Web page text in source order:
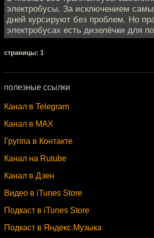
электробусы. За исключением
дней курсируют без проблем. Но
электробусах есть дизелëчки для
cтраницы: 1
полезные ссылки
Канал в Telegram
Канал в MAX
Группа в Контакте
Канал на Rutube
Канал в Дзен
Видео в iTunes Store
Подкаст в iTunes Store
Подкаст в Яндекс.Музыка